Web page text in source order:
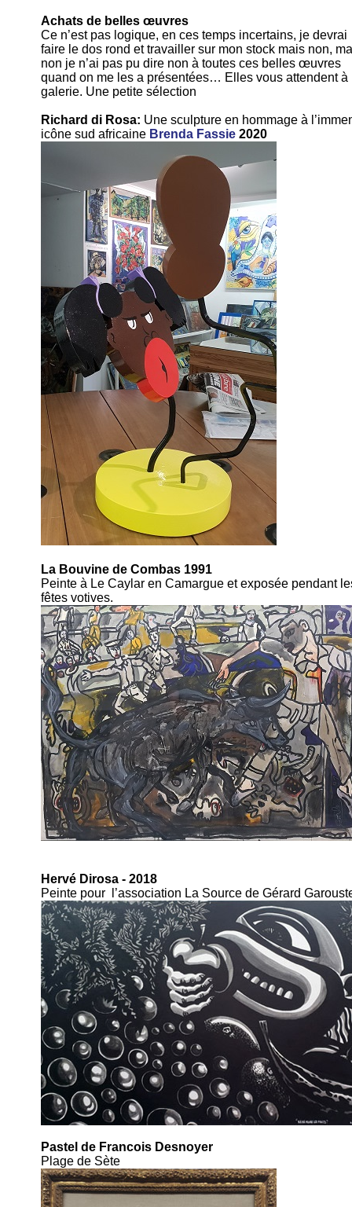
Achats de belles œuvres
Ce n’est pas logique, en ces temps incertains, je devrai
faire le dos rond et travailler sur mon stock mais non,
non je n’ai pas pu dire non à toutes ces belles œuvres
quand on me les a présentées… Elles vous attendent à
galerie. Une petite sélection
Richard di Rosa: Une sculpture en hommage à
icône sud africaine Brenda Fassie 2020
La Bouvine de Combas 1991
Peinte à Le Caylar en Camargue et exposée pendant
fêtes votives.
Hervé Dirosa - 2018
Peinte pour l’association La Source de Gérard
Pastel de Francois Desnoyer
Plage de Sète